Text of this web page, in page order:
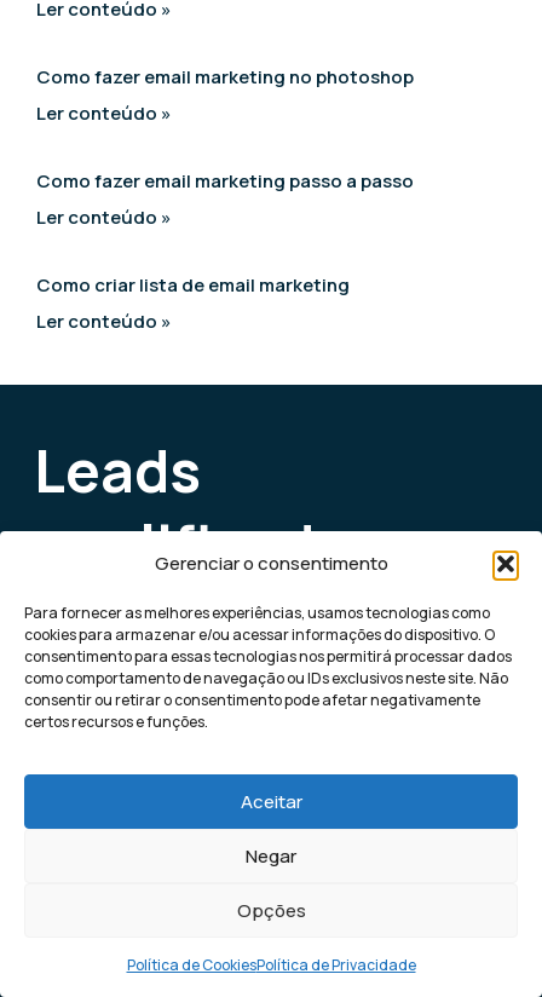
Gerenciar o consentimento
Para fornecer as melhores experiências, usamos tecnologias como
cookies para armazenar e/ou acessar informações do dispositivo. O
consentimento para essas tecnologias nos permitirá processar dados
como comportamento de navegação ou IDs exclusivos neste site. Não
consentir ou retirar o consentimento pode afetar negativamente
certos recursos e funções.
Aceitar
Negar
Opções
Política de CookiesPolítica de Privacidade
Ler conteúdo »
Como fazer email marketing no photoshop
Ler conteúdo »
Como fazer email marketing passo a passo
Ler conteúdo »
Como criar lista de email marketing
Ler conteúdo »
Leads
qualificados
todos os dias
para sua
empresa
no seu Whatsapp ou Instagram.
Ligar máquina de leads